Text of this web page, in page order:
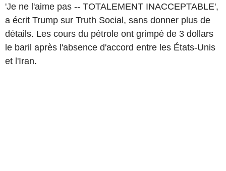
'Je ne l'aime pas -- TOTALEMENT INACCEPTABLE',
a écrit Trump sur Truth Social, sans donner plus de
détails. Les cours du pétrole ont grimpé de 3 dollars
le baril après l'absence d'accord entre les États-Unis
et l'Iran.